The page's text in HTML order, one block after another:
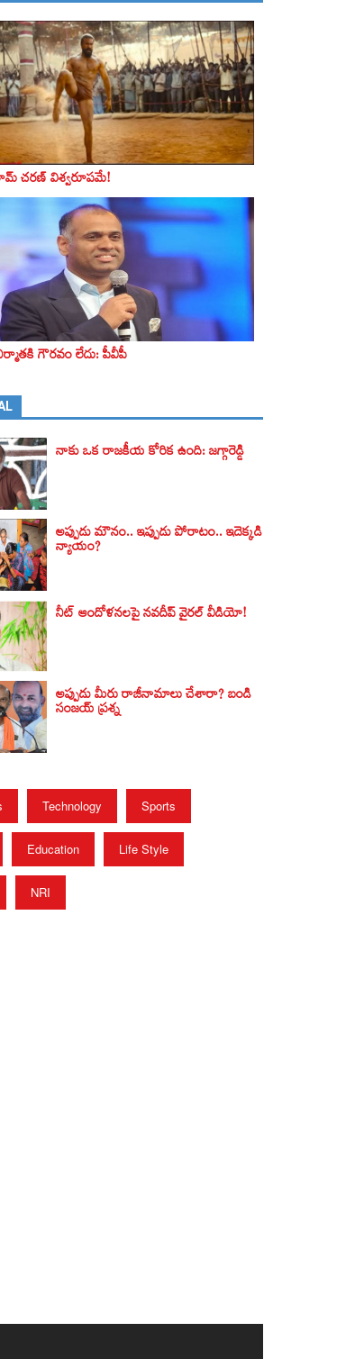
చరణ్‌ విశ్వరూపమే!
గౌరవం లేదు: పీవీపీ
నాకు ఒక రాజకీయ కోరిక ఉంది: జగ్గారెడ్డి
అప్పుడు మౌనం.. ఇప్పుడు పోరాటం.. ఇదెక్కడి
న్యాయం?
నీట్ ఆందోళనలపై నవదీప్ వైరల్ వీడియో!
అప్పుడు మీరు రాజీనామాలు చేశారా? బండి
సంజయ్‌ ప్రశ్న
Technology Sports
Education Life Style
NRI